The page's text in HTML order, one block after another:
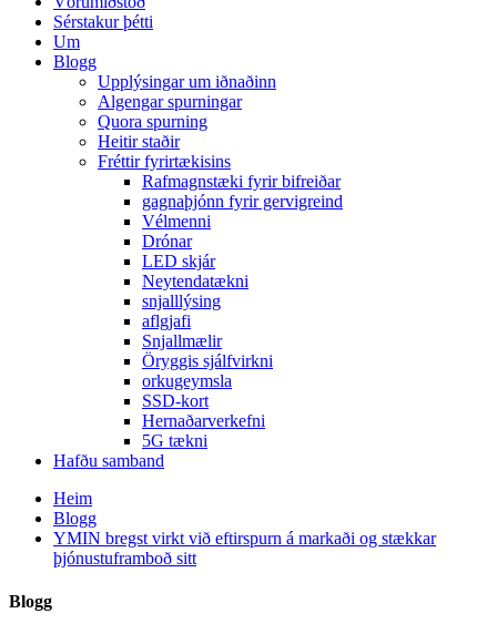
Sérstakur þétti
Um
Blogg
Upplýsingar um iðnaðinn
Algengar spurningar
Quora spurning
Heitir staðir
Fréttir fyrirtækisins
Rafmagnstæki fyrir bifreiðar
gagnaþjónn fyrir gervigreind
Vélmenni
Drónar
LED skjár
Neytendatækni
snjalllýsing
aflgjafi
Snjallmælir
Öryggis sjálfvirkni
orkugeymsla
SSD-kort
Hernaðarverkefni
5G tækni
Hafðu samband
Heim
Blogg
YMIN bregst virkt við eftirspurn á markaði og stækkar
þjónustuframboð sitt
Blogg